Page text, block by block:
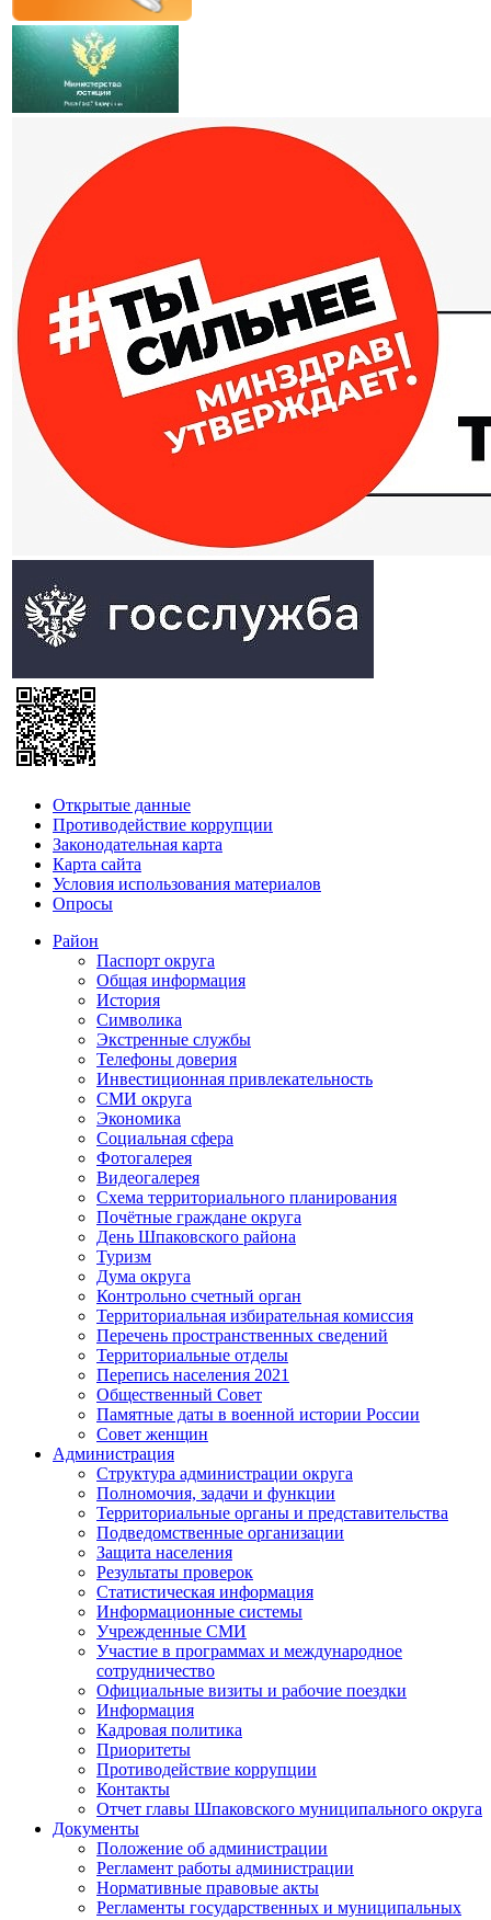
Открытые данные
Противодействие коррупции
Законодательная карта
Карта сайта
Условия использования материалов
Опросы
Район
Паспорт округа
Общая информация
История
Символика
Экстренные службы
Телефоны доверия
Инвестиционная привлекательность
СМИ округа
Экономика
Социальная сфера
Фотогалерея
Видеогалерея
Схема территориального планирования
Почётные граждане округа
День Шпаковского района
Туризм
Дума округа
Контрольно счетный орган
Территориальная избирательная комиссия
Перечень пространственных сведений
Территориальные отделы
Перепись населения 2021
Общественный Совет
Памятные даты в военной истории России
Совет женщин
Администрация
Структура администрации округа
Полномочия, задачи и функции
Территориальные органы и представительства
Подведомственные организации
Защита населения
Результаты проверок
Статистическая информация
Информационные системы
Учрежденные СМИ
Участие в программах и международное
сотрудничество
Официальные визиты и рабочие поездки
Информация
Кадровая политика
Приоритеты
Противодействие коррупции
Контакты
Отчет главы Шпаковского муниципального округа
Документы
Положение об администрации
Регламент работы администрации
Нормативные правовые акты
Регламенты государственных и муниципальных